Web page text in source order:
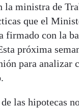
la ministra de
que el
firmado con la
próxima
para analizar
las hipotecas